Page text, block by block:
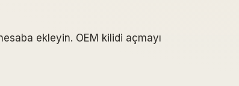
ekleyin. OEM kilidi açmayı